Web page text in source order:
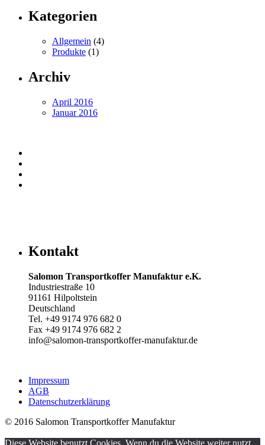
Kategorien
Allgemein (4)
Produkte (1)
Archiv
April 2016
Januar 2016
Kontakt
Salomon Transportkoffer Manufaktur e.K.
Industriestraße 10
91161 Hilpoltstein
Deutschland
Tel. +49 9174 976 682 0
Fax +49 9174 976 682 2
info@salomon-transportkoffer-manufaktur.de
Impressum
AGB
Datenschutzerklärung
© 2016 Salomon Transportkoffer Manufaktur
Diese Website benutzt Cookies. Wenn du die Website weiter nutzt,